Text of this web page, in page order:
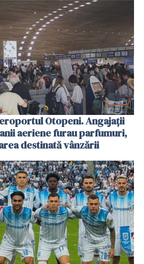
Otopeni. Angajații
aeriene furau parfumuri,
destinată vânzării